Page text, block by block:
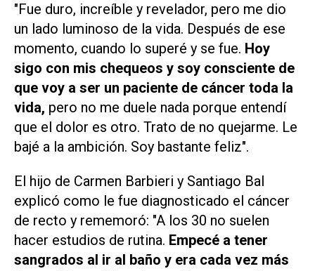
"Fue duro, increíble y revelador, pero me dio
un lado luminoso de la vida. Después de ese
momento, cuando lo superé y se fue. Hoy
sigo con mis chequeos y soy consciente de
que voy a ser un paciente de cáncer toda la
vida, pero no me duele nada porque entendí
que el dolor es otro. Trato de no quejarme. Le
bajé a la ambición. Soy bastante feliz".
El hijo de Carmen Barbieri y Santiago Bal
explicó como le fue diagnosticado el cáncer
de recto y rememoró: "A los 30 no suelen
hacer estudios de rutina. Empecé a tener
sangrados al ir al baño y era cada vez más